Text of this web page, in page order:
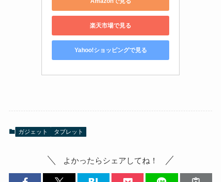
楽天市場で見る
Yahoo!ショッピングで見る
ガジェット タブレット
よかったらシェアしてね！